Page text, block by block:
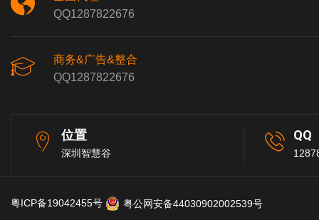
QQ1287822676
商务&广告&整合
QQ1287822676
位置
深圳智慧谷
QQ
粤ICP备19042455号 粤公网安备44030902002539号